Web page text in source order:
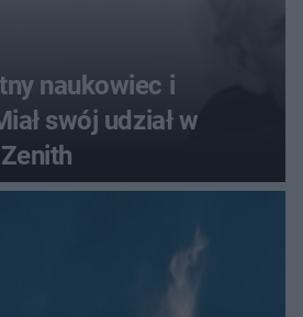
naukowiec i
swój udział w